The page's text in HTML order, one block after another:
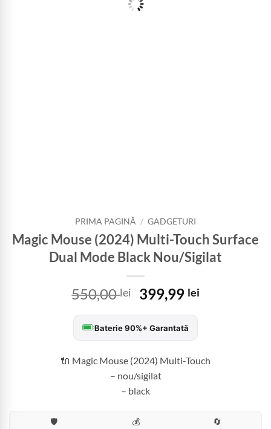
PRIMA PAGINĂ / GADGETURI
Magic Mouse (2024) Multi-Touch Surface
Dual Mode Black Nou/Sigilat
550,00lei
Prețul
inițial
a
fost:
399,99 leiPrețul
Baterie 90%+ Garantată
🔌 Magic Mouse (2024) Multi-Touch
– nou/sigilat
– black
🛡️ 💰 🔄